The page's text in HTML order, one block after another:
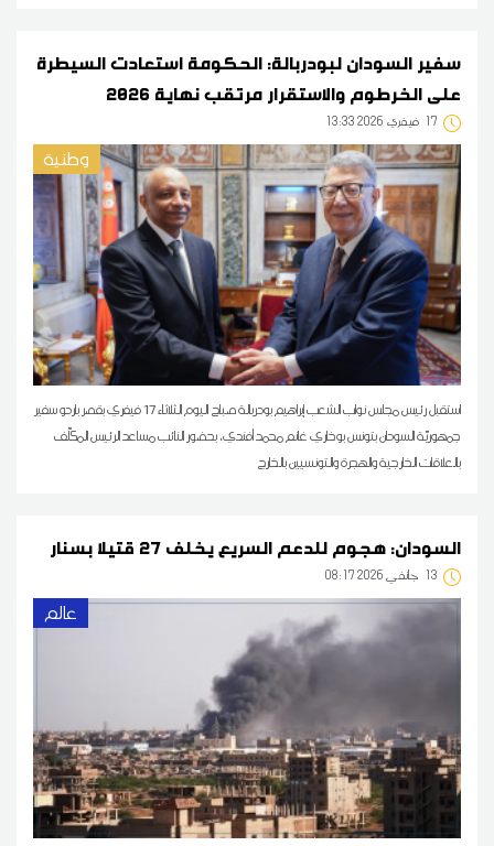
سفير السودان لبودربالة: الحكومة استعادت السيطرة
على الخرطوم والاستقرار مرتقب نهاية 2026
17 13:33 2026 فيفري
وطنية
استقبل رئيس مجلس نواب الشعب إبراهيم بودربالة صباح اليوم الثلاثاء 17 فيفري بقصر باردو سفير
جمهوريّة السودان بتونس بوخاري غانم محمد أفندي، بحضور النائب مساعد الرئيس المكلّف
بالعلاقات الخارجية والهجرة والتونسيين بالخارج
السودان: هجوم للدعم السريع يخلف 27 قتيلا بسنار
13 08:17 2026 جانفي
عالم